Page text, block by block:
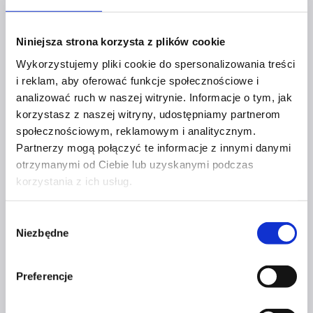
Niniejsza strona korzysta z plików cookie
Wykorzystujemy pliki cookie do spersonalizowania treści
i reklam, aby oferować funkcje społecznościowe i
analizować ruch w naszej witrynie. Informacje o tym, jak
korzystasz z naszej witryny, udostępniamy partnerom
społecznościowym, reklamowym i analitycznym.
Partnerzy mogą połączyć te informacje z innymi danymi
otrzymanymi od Ciebie lub uzyskanymi podczas
korzystania z ich usług.
zgody
Niezbędne
Preferencje
Dowiedz się więcej
AGNIESZKA GAŁĄZKA
Wspieram kobiety w odzyskiwaniu równowagi,
zrozumieniu emocjonalnych przyczyn trudności oraz
budowaniu życia w większej harmonii, lekkości i
zgodzie ze sobą.
Dowiedz się więcej